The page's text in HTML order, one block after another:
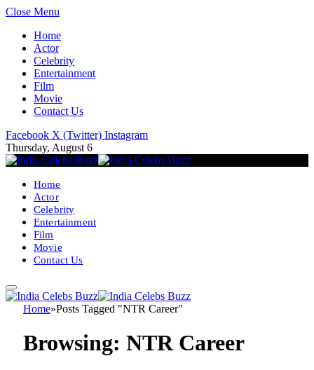
Close Menu
Home
Actor
Celebrity
Entertainment
Film
Movie
Contact Us
Facebook X (Twitter) Instagram
Thursday, August 6
Home
Actor
Celebrity
Entertainment
Film
Movie
Contact Us
Home»Posts Tagged "NTR Career"
Browsing: NTR Career